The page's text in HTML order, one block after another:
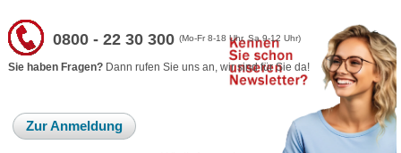
0800 - 22 30 300(Mo-Fr 8-18 Uhr, Sa 9-12 Uhr)
Sie haben Fragen? Dann rufen Sie uns an, wir sind für Sie da!
Zur Anmeldung